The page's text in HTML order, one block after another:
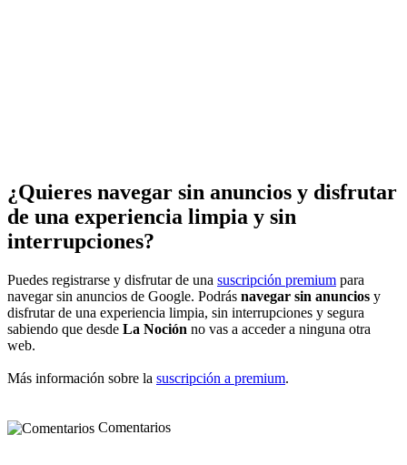
¿Quieres navegar sin anuncios y disfrutar
de una experiencia limpia y sin
interrupciones?
Puedes registrarse y disfrutar de una suscripción premium para
navegar sin anuncios de Google. Podrás navegar sin anuncios y
disfrutar de una experiencia limpia, sin interrupciones y segura
sabiendo que desde La Noción no vas a acceder a ninguna otra
web.
Más información sobre la suscripción a premium.
Comentarios